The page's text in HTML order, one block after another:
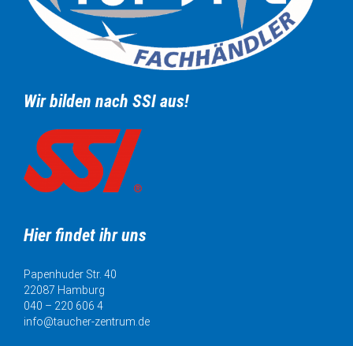
Wir bilden nach SSI aus!
Hier findet ihr uns
Papenhuder Str. 40
22087 Hamburg
040 – 220 606 4
info@taucher-zentrum.de